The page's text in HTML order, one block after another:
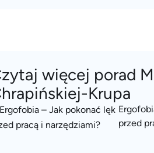
więcej porad
Krupa
przed